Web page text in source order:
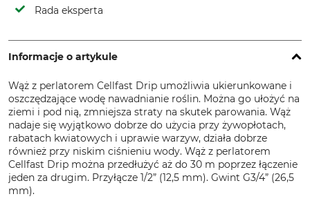
Rada eksperta
Informacje o artykule
Wąż z perlatorem Cellfast Drip umożliwia ukierunkowane i
oszczędzające wodę nawadnianie roślin. Można go ułożyć na
ziemi i pod nią, zmniejsza straty na skutek parowania. Wąż
nadaje się wyjątkowo dobrze do użycia przy żywopłotach,
rabatach kwiatowych i uprawie warzyw, działa dobrze
również przy niskim ciśnieniu wody. Wąż z perlatorem
Cellfast Drip można przedłużyć aż do 30 m poprzez łączenie
jeden za drugim. Przyłącze 1/2” (12,5 mm). Gwint G3/4” (26,5
mm).